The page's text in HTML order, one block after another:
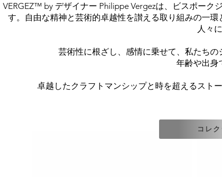
VERGEZ™ by デザイナー Philippe Vergezは、
ビスポーク
す。自由な精神と芸術的卓越性を讃える取り組みの一
人々
芸術性に根ざし、感情に乗せて、私たち
年齢や出身
卓越した クラフトマンシップと 時を超えるスト
コレ